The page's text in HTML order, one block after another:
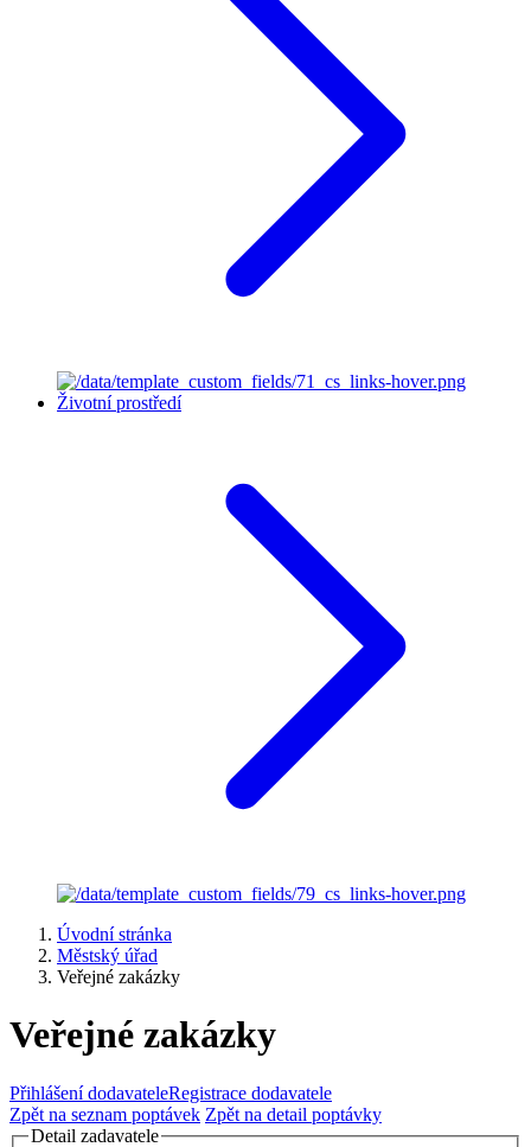
Životní prostředí
Úvodní stránka
Městský úřad
Veřejné zakázky
Veřejné zakázky
Přihlášení dodavateleRegistrace dodavatele
Zpět na seznam poptávek Zpět na detail poptávky
Detail zadavatele